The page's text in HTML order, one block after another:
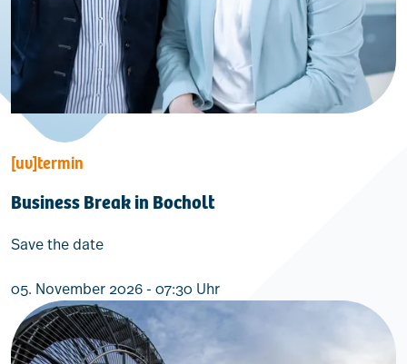
[uv]termin
Business Break in Bocholt
Save the date
05. November 2026 - 07:30 Uhr